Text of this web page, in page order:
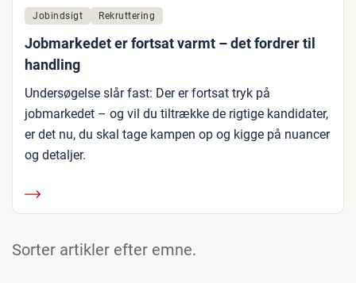
Jobindsigt Rekruttering
Jobmarkedet er fortsat varmt – det fordrer til
handling
Undersøgelse slår fast: Der er fortsat tryk på
jobmarkedet – og vil du tiltrække de rigtige kandidater,
er det nu, du skal tage kampen op og kigge på nuancer
og detaljer.
Sorter artikler efter emne.